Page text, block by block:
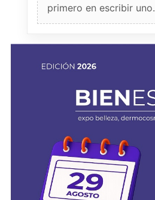
primero en escribir uno.